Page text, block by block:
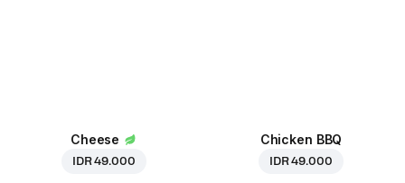
Cheese
IDR 49.000
Chicken BBQ
IDR 49.000